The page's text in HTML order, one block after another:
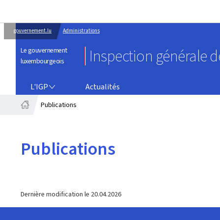
gouvernement.lu Administrations
Le gouvernement
luxembourgeois
Inspection générale
L'IGP
Actualités
Publications
Publications
Dernière modification le 20.04.2026